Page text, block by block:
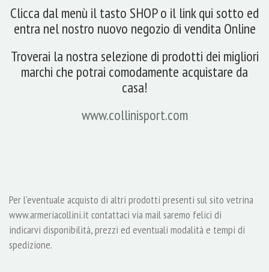
Clicca dal menù il tasto SHOP o il link qui sotto ed
entra nel nostro nuovo negozio di vendita Online
Troverai la nostra selezione di prodotti dei migliori
marchi che potrai comodamente acquistare da
casa!
www.collinisport.com
Per l'eventuale acquisto di altri prodotti presenti sul sito vetrina
www.armeriacollini.it contattaci via mail saremo felici di
indicarvi disponibilità, prezzi ed eventuali modalità e tempi di
spedizione.